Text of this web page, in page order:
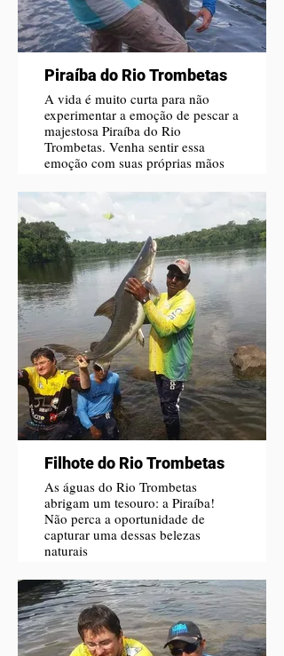
Piraíba do Rio Trombetas
A vida é muito curta para não
experimentar a emoção de pescar a
majestosa Piraíba do Rio
Trombetas. Venha sentir essa
emoção com suas próprias mãos
Filhote do Rio Trombetas
As águas do Rio Trombetas
abrigam um tesouro: a Piraíba!
Não perca a oportunidade de
capturar uma dessas belezas
naturais